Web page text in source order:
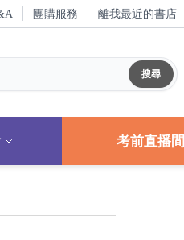
團購服務 離我最近的書店
考前直播間